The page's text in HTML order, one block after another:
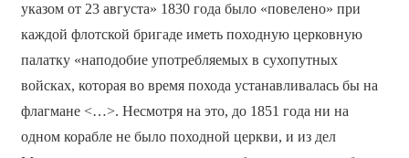
указом от 23 августа» 1830 года было «повелено» при
каждой флотской бригаде иметь походную церковную
палатку «наподобие употребляемых в сухопутных
войсках, которая во время похода устанавливалась бы на
флагмане <…>. Несмотря на это, до 1851 года ни на
одном корабле не было походной церкви, и из дел